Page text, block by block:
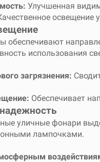
Улучшенная
освещение
обеспечивают
использования
загрязнения:
Обеспечивает
уличные фонари
лампочками.